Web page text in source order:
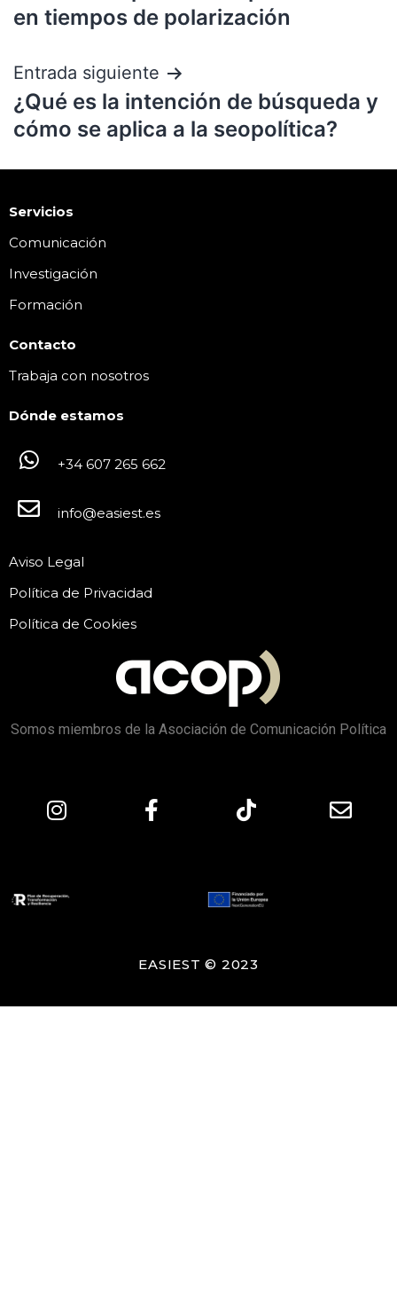
en tiempos de polarización
Entrada siguiente
¿Qué es la intención de búsqueda y
cómo se aplica a la seopolítica?
Servicios
Comunicación
Investigación
Formación
Contacto
Trabaja con nosotros
Dónde estamos
+34 607 265 662
info@easiest.es
Aviso Legal
Política de Privacidad
Política de Cookies
Somos miembros de la Asociación de Comunicación Política
EASIEST © 2023